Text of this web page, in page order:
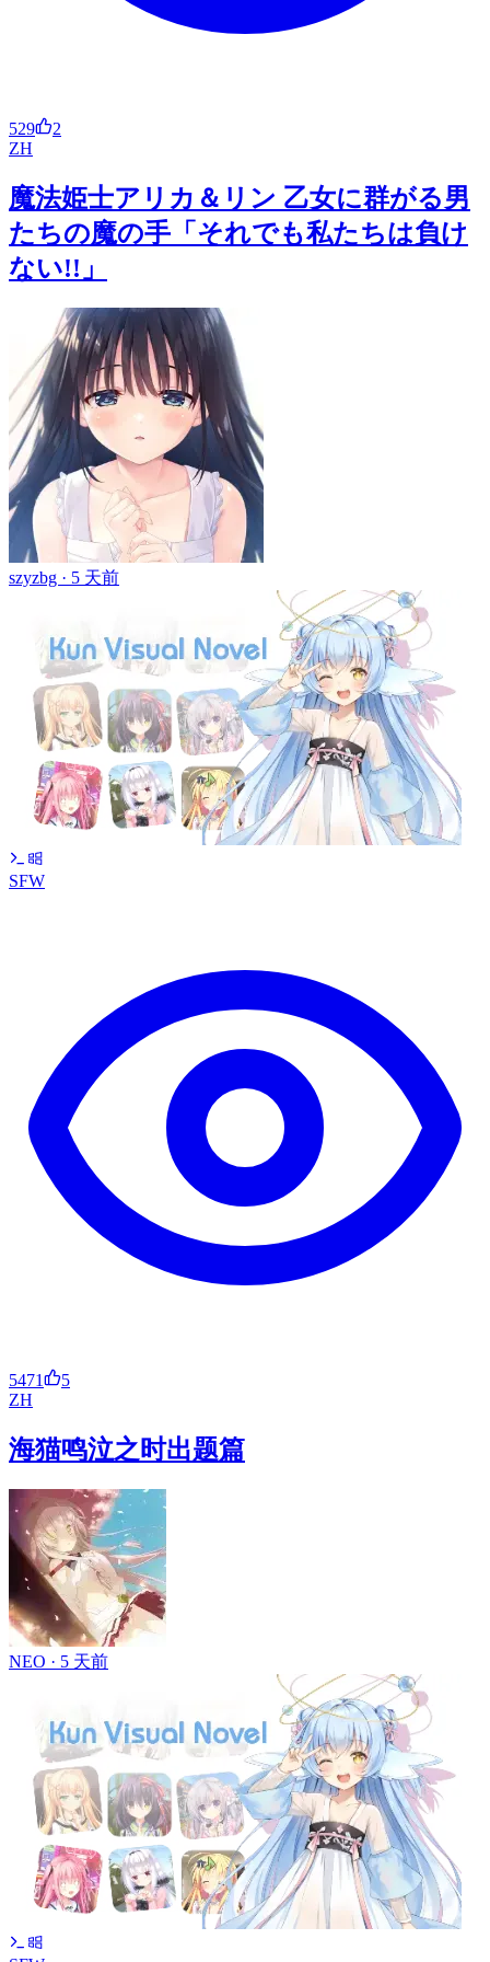
529
2
ZH
魔法姫士アリカ＆リン 乙女に群がる男
たちの魔の手「それでも私たちは負け
ない!!」
szyzbg · 5 天前
SFW
5471
5
ZH
海猫鸣泣之时出题篇
NEO · 5 天前